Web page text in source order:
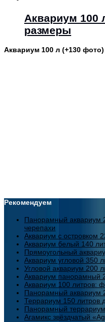
Аквариум 100
размеры
Аквариум 100 л (+130 фото)
Рекомендуем
Панорамный аквариум
черепахи
Аквариум с островком
Аквариум белый 140
Прямоугольный
Аквариум угловой 350
Угловой аквариум 200
Аквариум панорамный
Аквариум 100 литров:
Панорамный аквариум
Террариум 150 литров
Панорамный
Агамикс звёздчатый